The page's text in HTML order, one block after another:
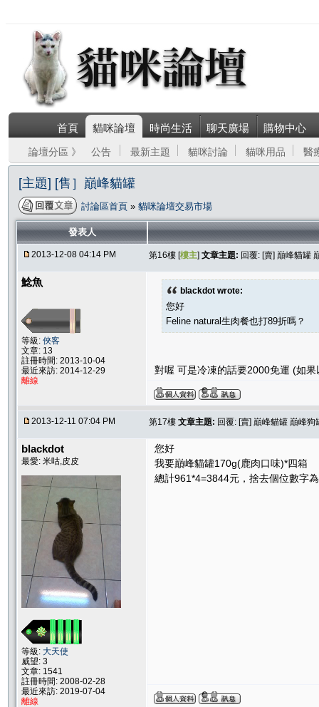
首頁 貓咪論壇 時尚生活 聊天廣場 購物中心
論壇分區 》 公告 最新主題 貓咪討論 貓咪用品 醫
[主題] [售］巔峰貓罐
討論區首頁 » 貓咪論壇交易市場
發表人
2013-12-08 04:14 PM 第16樓 [樓主] 文章主題: 回覆: [賣] 巔峰貓罐
鯰魚
等級: 俠客
文章: 13
註冊時間: 2013-10-04
最近來訪: 2014-12-29
離線
blackdot wrote:
您好
Feline natural生肉餐也打89折嗎？
對喔 可是冷凍的話要2000免運 (如
2013-12-11 07:04 PM 第17樓 文章主題: 回覆: [賣] 巔峰貓罐 巔峰
blackdot
最愛: 米咕,皮皮
等級: 大天使
威望: 3
文章: 1541
註冊時間: 2008-02-28
最近來訪: 2019-07-04
離線
您好
我要巔峰貓罐170g(鹿肉口味)*四箱
總計961*4=3844元，捨去個位數字